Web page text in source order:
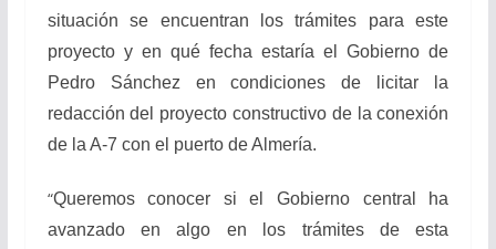
situación se encuentran los trámites para este
proyecto y en qué fecha estaría el Gobierno de
Pedro Sánchez en condiciones de licitar la
redacción del proyecto constructivo de la conexión
de la A-7 con el puerto de Almería.
“Queremos conocer si el Gobierno central ha
avanzado en algo en los trámites de esta